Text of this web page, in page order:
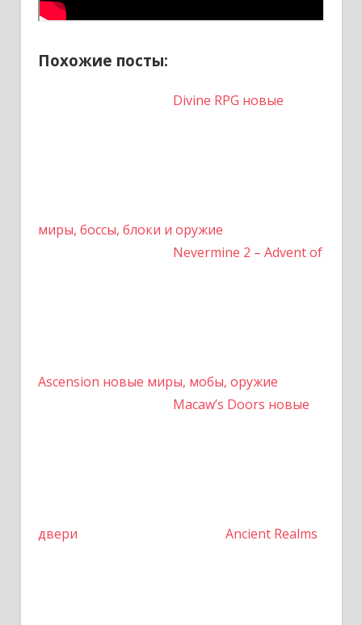
Похожие посты:
Divine RPG новые
миры, боссы, блоки и оружие
Nevermine 2 – Advent of
Ascension новые миры, мобы, оружие
Macaw’s Doors новые
двери Ancient Realms